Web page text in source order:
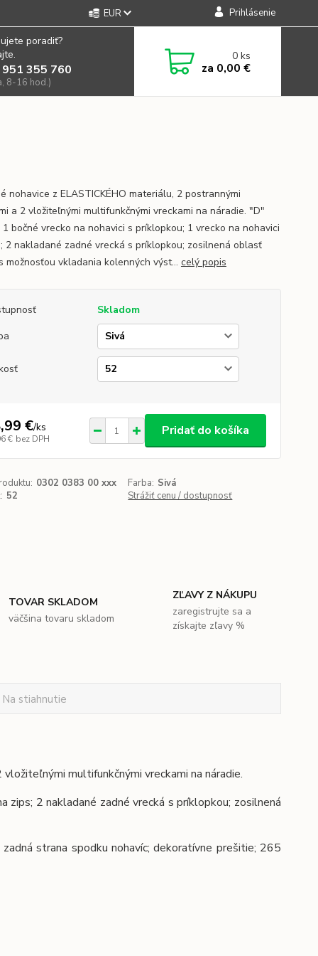
EUR Prihlásenie
poradiť?
355 760
8-16 hod.)
0ks
za 0,00 €
nohavice z ELASTICKÉHO materiálu, 2 postrannými
a 2 vložiteľnými multifunkčnými vreckami na náradie. "D"
1 bočné vrecko na nohavici s príklopkou; 1 vrecko na nohavici
2 nakladané zadné vrecká s príklopkou; zosilnená oblasť
možnosťou vkladania kolenných výst... celý popis
Skladom
€/ks
€ bez DPH
Pridať do košíka
0302 0383 00 xxx Farba: Sivá
52 Strážiť cenu / dostupnosť
TOVAR SKLADOM
väčšina tovaru skladom
ZĽAVY Z NÁKUPU
zaregistrujte sa a
získajte zľavy %
Na stiahnutie
multifunkčnými vreckami na náradie.
zips; 2 nakladané zadné vrecká s príklopkou; zosilnená
strana spodku nohavíc; dekoratívne prešitie; 265